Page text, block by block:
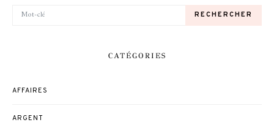
RECHERCHER
CATÉGORIES
AFFAIRES
ARGENT